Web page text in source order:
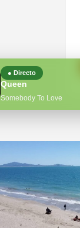
● Directo
Queen
Somebody To Love